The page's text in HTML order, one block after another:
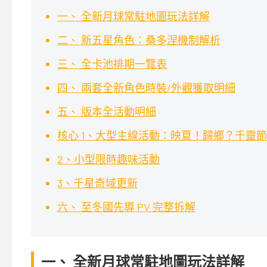
一、 全新月球常駐地圖玩法詳解
二、 新五星角色：桑多涅機制解析
三、 全卡池排期一覽表
四、 兩套全新角色時裝/外觀獲取明細
五、 版本全活動明細
核心 1、大型主線活動：映夏！歸鄉？千靈
2、小型限時趣味活動
3、千星奇域更新
六、 至冬國先導 PV 完整拆解
一、 全新月球常駐地圖玩法詳解